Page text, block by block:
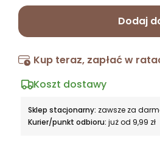
Dodaj
Kup teraz, zapłać w
Koszt dostawy
Sklep stacjonarny: zawsze za
Kurier/punkt odbioru: już od 9,99 zł